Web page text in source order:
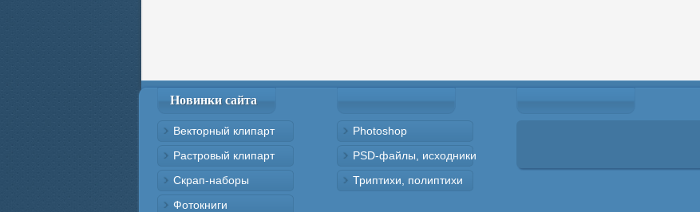
Новинки сайта
Векторный клипарт
Растровый клипарт
Скрап-наборы
Фотокниги
Photoshop
PSD-файлы, исходники
Триптихи, полиптихи